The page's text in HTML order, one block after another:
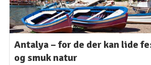
Antalya – for de der kan lide
og smuk natur